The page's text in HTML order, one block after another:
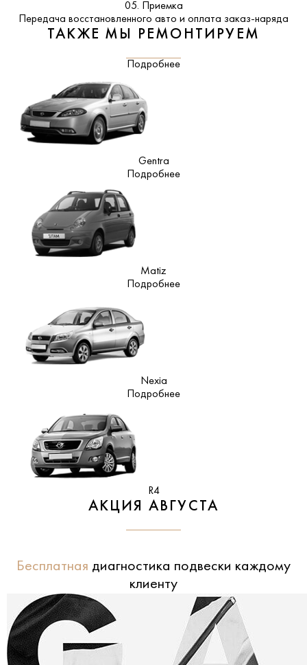
05. Приемка
Передача восстановленного авто и оплата заказ-наряда
ТАКЖЕ МЫ РЕМОНТИРУЕМ
Подробнее
Gentra
Подробнее
Matiz
Подробнее
Nexia
Подробнее
R4
АКЦИЯ АВГУСТА
Бесплатная диагностика подвески каждому
клиенту